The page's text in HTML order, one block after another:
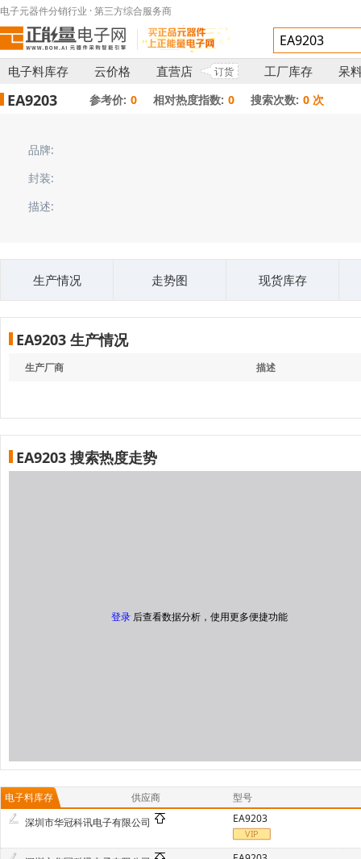
电子元器件分销行业 · 第三方综合服务商
电子料库存 云价格 直营店 订货 工厂库存 呆
EA9203 参考价: 0 相对热度指数: 0 搜索次数: 0 次
品牌:
封装:
描述:
生产情况 走势图 现货库存
EA9203 生产情况
生产厂商 描述
EA9203 搜索热度走势
登录 后查看数据分析，使用更多便捷功能
电子料库存 供应商
型号
深圳市华冠科讯电子有限公司
EA9203